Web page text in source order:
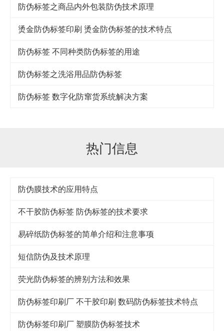
防伪标签之商品内外包装防伪技术原理
烫金防伪标签印刷 烫金防伪标签的技术特点
防伪标签 不同种类防伪标签的用途
防伪标签之洗浴用品防伪标签
防伪标签 数字化防窜货系统解决方案
热门信息
防伪膜技术的应用特点
不干胶防伪标签 防伪标签的技术要求
易碎纸防伪标签的简单介绍和注意事项
短信防伪及技术原理
荧光防伪标签的辨别方法和效果
防伪标签印刷厂 不干胶印刷 数码防伪标签技术特点
防伪标签印刷厂 塑膜防伪标签技术